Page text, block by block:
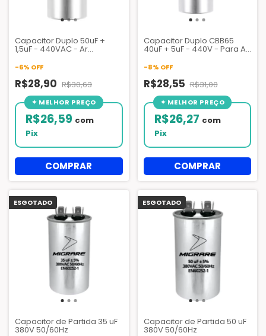
Capacitor Duplo 50uF +
1,5uF - 440VAC - Ar
-6% OFF
R$28,90 R$30,63
R$26,59 com
Pix
Capacitor Duplo CBB65
40uF + 5uF - 440V - Para Ar
Partida de Compressor e
-8% OFF
R$28,55 R$31,00
R$26,27 com
Pix
ESGOTADO
Capacitor de Partida 35 uF
380V 50/60Hz
ESGOTADO
Capacitor de Partida 50 uF
380V 50/60Hz